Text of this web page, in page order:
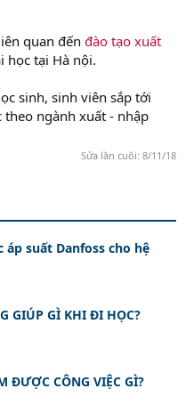
quan đến đào tạo xuất
học tại Hà nội.
sinh, sinh viên sắp tới
theo ngành xuất - nhập
Sửa lần cuối: 8/11/18
suất Danfoss cho hệ
GIÚP GÌ KHI ĐI HỌC?
ĐƯỢC CÔNG VIỆC GÌ?